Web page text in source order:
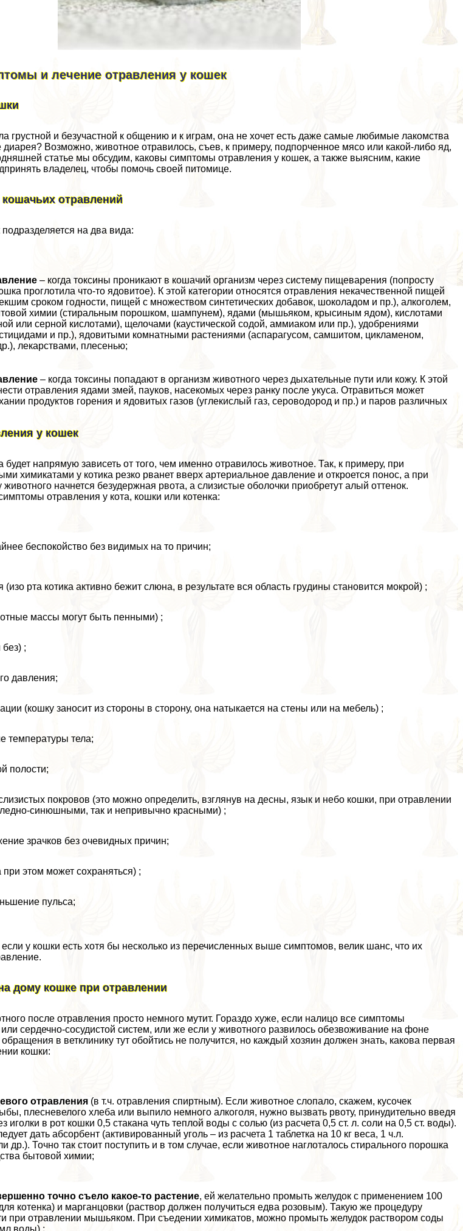
и лечение отравления у кошек
грустной и безучастной к общению и к играм, она не хочет есть даже самые любимые лакомства
диарея? Возможно, животное отравилось, съев, к примеру, подпорченное мясо или какой-либо яд,
статье мы обсудим, каковы симптомы отравления у кошек, а также выясним, какие
владелец, чтобы помочь своей питомице.
отравлений
на два вида:
– когда токсины проникают в кошачий организм через систему пищеварения (попросту
проглотила что-то ядовитое). К этой категории относятся отравления некачественной пищей
сроком годности, пищей с множеством синтетических добавок, шоколадом и пр.), алкоголем,
химии (стиральным порошком, шампунем), ядами (мышьяком, крысиным ядом), кислотами
или серной кислотами), щелочами (каустической содой, аммиаком или пр.), удобрениями
и пр.), ядовитыми комнатными растениями (аспарагусом, самшитом, цикламеном,
лекарствами, плесенью;
– когда токсины попадают в организм животного через дыхательные пути или кожу. К этой
отравления ядами змей, пауков, насекомых через ранку после укуса. Отравиться может
продуктов горения и ядовитых газов (углекислый газ, сероводород и пр.) и паров различных
у кошек
будет напрямую зависеть от того, чем именно отравилось животное. Так, к примеру, при
химикатами у котика резко рванет вверх артериальное давление и откроется понос, а при
животного начнется безудержная рвота, а слизистые оболочки приобретут алый оттенок.
отравления у кота, кошки или котенка:
беспокойство без видимых на то причин;
рта котика активно бежит слюна, в результате вся область гpyдины становится мокрой) ;
массы могут быть пенными) ;
;
давления;
(кошку заносит из стороны в сторону, она натыкается на стены или на мебель) ;
температуры тела;
полости;
покровов (это можно определить, взглянув на десны, язык и небо кошки, при отравлении
синюшными, так и непривычно красными) ;
зрачков без очевидных причин;
этом может сохраняться) ;
пульса;
если у кошки есть хотя бы несколько из перечисленных выше симптомов, велик шанс, что их
дому кошке при отравлении
после отравления просто немного мутит. Гораздо хуже, если налицо все симптомы
сердечно-сосудистой систем, или же если у животного развилось обезвоживание на фоне
в ветклинику тут обойтись не получится, но каждый хозяин должен знать, какова первая
кошки:
отравления (в т.ч. отравления спиртным). Если животное слопало, скажем, кусочек
плесневелого хлеба или выпило немного алкоголя, нужно вызвать рвоту, принудительно введя
иголки в рот кошки 0,5 стакана чуть теплой воды с солью (из расчета 0,5 ст. л. соли на 0,5 ст. воды).
дать абсорбент (активированный уголь – из расчета 1 таблетка на 10 кг веса, 1 ч.л.
др.). Точно так стоит поступить и в том случае, если животное наглоталось стирального порошка
бытовой химии;
точно съело какое-то растение, ей желательно промыть желудок с применением 100
котенка) и марганцовки (раствор должен получиться едва розовым). Такую же процедуру
при отравлении мышьяком. При съедении химикатов, можно промыть желудок раствором соды
воды) ;